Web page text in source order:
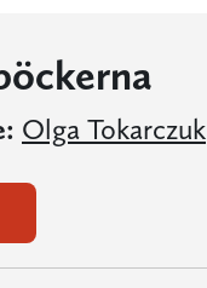
Olga Tokarczuk